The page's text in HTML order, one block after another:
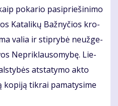
po­ka­rio pa­si­prie­ši­ni­mo
Ka­ta­li­kų Baž­ny­čios kro­
va­lia ir stip­ry­bė ne­už­ge­
Ne­pri­klau­so­my­bę. Lie­
at­sta­ty­mo ak­to
ko­pi­ją tik­rai pa­ma­ty­si­me